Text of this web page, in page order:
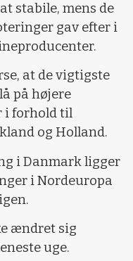
stabile, mens de
gav efter i
at de vigtigste
på højere
i forhold til
og Holland.
i Danmark ligger
i Nordeuropa
ændret sig
uge.